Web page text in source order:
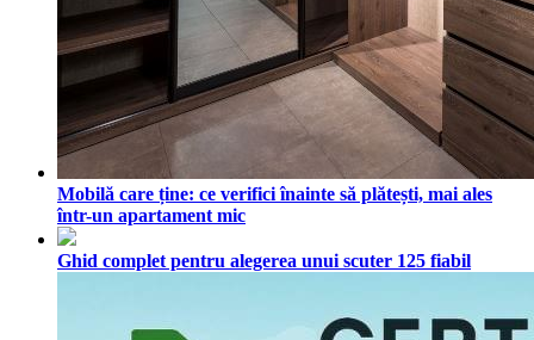
Mobilă care ține: ce verifici înainte să plătești, mai ales
într-un apartament mic
Ghid complet pentru alegerea unui scuter 125 fiabil